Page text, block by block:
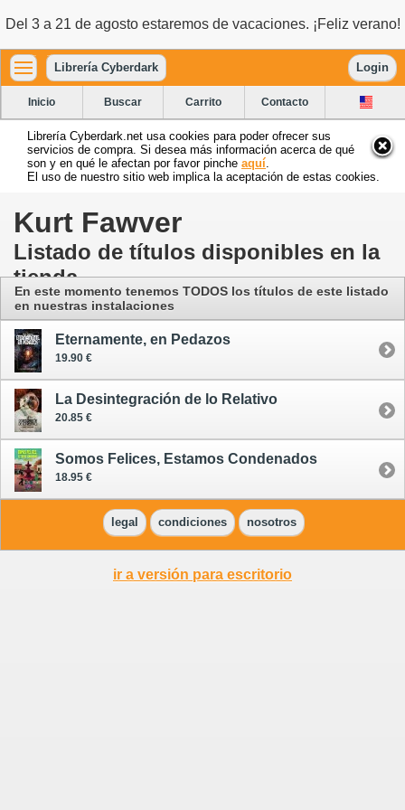
Del 3 a 21 de agosto estaremos de vacaciones. ¡Feliz verano!
Librería Cyberdark Login
Inicio Buscar Carrito Contacto
Librería Cyberdark.net usa cookies para poder ofrecer sus
servicios de compra. Si desea más información acerca de qué
son y en qué le afectan por favor pinche aquí
El uso de nuestro sitio web implica la aceptación de estas cookies.
Kurt Fawver
Listado de títulos disponibles en la
tienda
En este momento tenemos TODOS los títulos de este listado
en nuestras instalaciones
Eternamente, en Pedazos
19.90 €
La Desintegración de lo Relativo
20.85 €
Somos Felices, Estamos Condenados
18.95 €
legal condiciones nosotros
ir a versión para escritorio